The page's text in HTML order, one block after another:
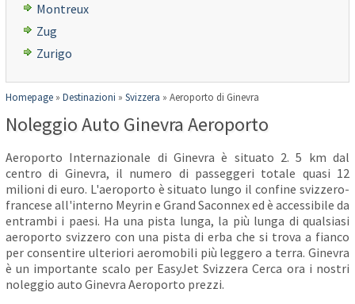
Montreux
Zug
Zurigo
Homepage » Destinazioni » Svizzera » Aeroporto di Ginevra
Noleggio Auto Ginevra Aeroporto
Aeroporto Internazionale di Ginevra è situato 2. 5 km dal
centro di Ginevra, il numero di passeggeri totale quasi 12
milioni di euro. L'aeroporto è situato lungo il confine svizzero-
francese all'interno Meyrin e Grand Saconnex ed è accessibile da
entrambi i paesi. Ha una pista lunga, la più lunga di qualsiasi
aeroporto svizzero con una pista di erba che si trova a fianco
per consentire ulteriori aeromobili più leggero a terra. Ginevra
è un importante scalo per EasyJet Svizzera Cerca ora i nostri
noleggio auto Ginevra Aeroporto prezzi.